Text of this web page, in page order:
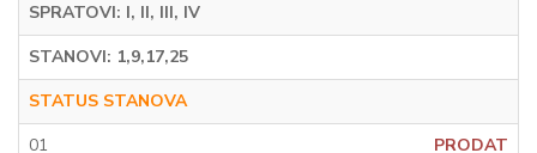
SPRATOVI: I, II, III, IV
STANOVI: 1,9,17,25
STATUS STANOVA
01
PRODAT